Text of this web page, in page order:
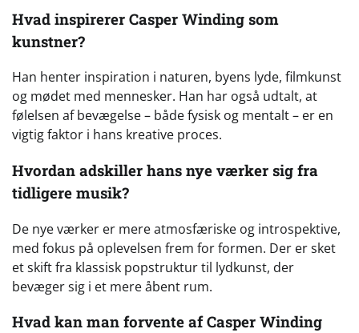
Hvad inspirerer Casper Winding som
kunstner?
Han henter inspiration i naturen, byens lyde, filmkunst
og mødet med mennesker. Han har også udtalt, at
følelsen af bevægelse – både fysisk og mentalt – er en
vigtig faktor i hans kreative proces.
Hvordan adskiller hans nye værker sig fra
tidligere musik?
De nye værker er mere atmosfæriske og introspektive,
med fokus på oplevelsen frem for formen. Der er sket
et skift fra klassisk popstruktur til lydkunst, der
bevæger sig i et mere åbent rum.
Hvad kan man forvente af Casper Winding